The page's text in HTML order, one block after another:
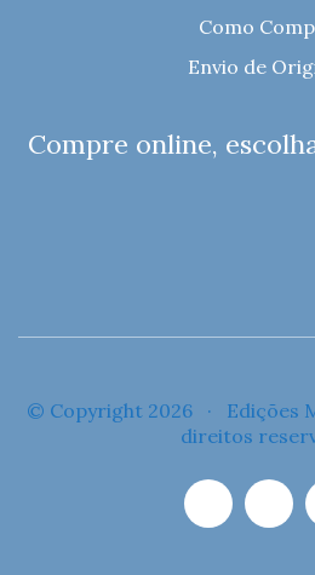
Como
Envio de
Compre online,
© Copyright 2026 · Edições
direitos